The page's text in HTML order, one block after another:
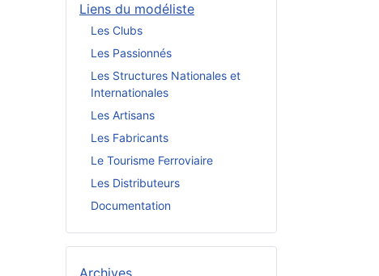
Liens du modéliste
Les Clubs
Les Passionnés
Les Structures Nationales et
Internationales
Les Artisans
Les Fabricants
Le Tourisme Ferroviaire
Les Distributeurs
Documentation